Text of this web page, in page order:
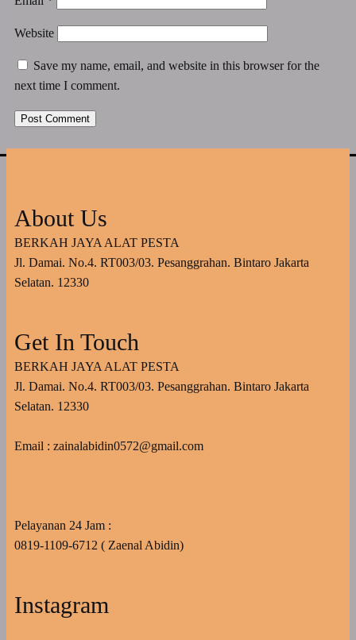
Website
Save my name, email, and website in this browser for the
next time I comment.
About Us
BERKAH JAYA ALAT PESTA
Jl. Damai. No.4. RT003/03. Pesanggrahan. Bintaro Jakarta
Selatan. 12330
Get In Touch
BERKAH JAYA ALAT PESTA
Jl. Damai. No.4. RT003/03. Pesanggrahan. Bintaro Jakarta
Selatan. 12330
Email : zainalabidin0572@gmail.com
Pelayanan 24 Jam :
0819-1109-6712 ( Zaenal Abidin)
Instagram